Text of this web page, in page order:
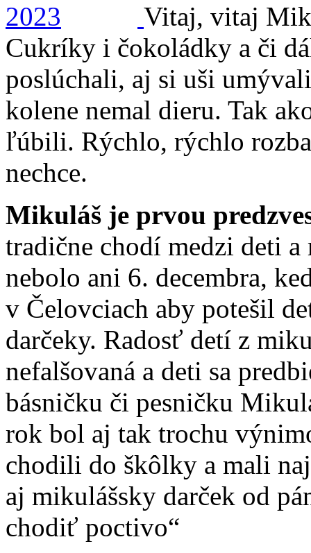
Vitaj, vitaj
Cukríky i čokoládky a či
poslúchali, aj si uši
kolene nemal dieru. Tak
ľúbili. Rýchlo, rýchlo
nechce.
Mikuláš je prvou
tradične chodí medzi deti
nebolo ani 6. decembra,
v Čelovciach aby potešil
darčeky. Radosť detí z
nefalšovaná a deti sa
básničku či pesničku
rok bol aj tak trochu
chodili do škôlky a mali
aj mikulášsky darček od
chodiť poctivo“